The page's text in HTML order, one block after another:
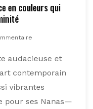
en couleurs qui
audacieuse et
contemporain
vibrantes
pour ses Nanas—